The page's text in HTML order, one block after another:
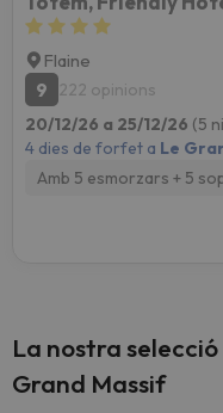
Flaine
9
222 opinions
20/12/26 a 25/12/26 (5
4 dies de forfet a Le
Amb 5 esmorzars + 5
La nostra
Grand Massif